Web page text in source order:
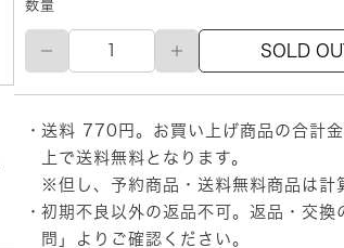
数量
徳
製
粉
ち
ゃ
ん
鍋
焼
天
SOLD
送料 770円。お買い上げ商品の合計
上で送料無料となります。
※但し、予約商品・送料無料商品は計
初期不良以外の返品不可。返品・交換
問」
よりご確認ください。